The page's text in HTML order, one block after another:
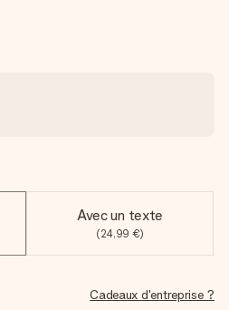
Avec un texte
(24,99 €)
Cadeaux d'entreprise ?